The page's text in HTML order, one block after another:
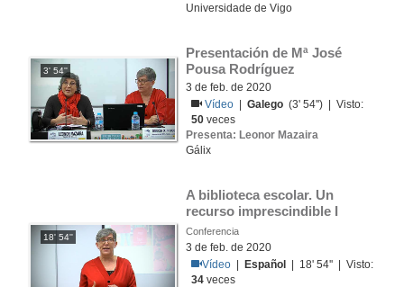
Universidade de Vigo
3' 54''
Presentación de Mª José
Pousa Rodríguez
3 de feb. de 2020
Vídeo
|Galego (3' 54'') | Visto:
50 veces
Presenta: Leonor Mazaira
Gálix
18' 54''
A biblioteca escolar. Un
recurso imprescindible I
Conferencia
3 de feb. de 2020
Vídeo
Español
| 18' 54'' | Visto:
34 veces